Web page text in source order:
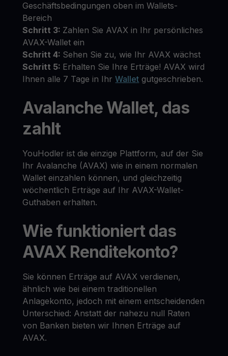
Geschäftsbedingungen oben im Wallets-
Bereich
Schritt 3: Zahlen Sie AVAX in Ihr persönliches
AVAX-Wallet ein
Schritt 4: Sehen Sie zu, wie Ihr AVAX wächst
Schritt 5: Erhalten Sie Ihre Erträge! AVAX wird
Ihnen alle 7 Tage in IhrWallet gutgeschrieben.
Avalanche Wallet, das
zahlt
YouHodler ist die einzige Plattform, auf der Sie
Ihr Avalanche (AVAX) wie in einem normalen
Wallet einzahlen können, und gleichzeitig
wöchentlich Erträge auf Ihr AVAX-Wallet-
Guthaben erhalten.
Wie funktioniert das
AVAX Renditekonto?
Sie können Erträge auf AVAX verdienen,
ähnlich wie bei einem traditionellen
Anlagekonto, jedoch mit einem entscheidenden
Unterschied: Anstatt der nahezu null Raten
von Banken bieten wir Ihnen Erträge auf
AVAX.